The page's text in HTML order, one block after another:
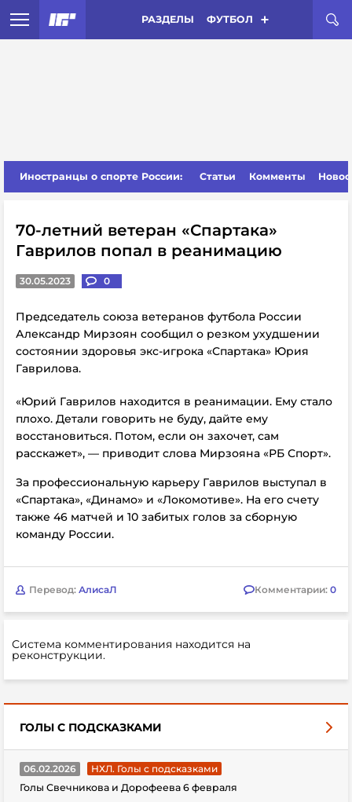
РАЗДЕЛЫ ФУТБОЛ
Иностранцы о спорте России: Статьи Комменты
70-летний ветеран «Спартака»
Гаврилов попал в реанимацию
30.05.2023 0
Председатель союза ветеранов футбола России
Александр Мирзоян сообщил о резком ухудшении
состоянии здоровья экс-игрока «Спартака» Юрия
Гаврилова.
«Юрий Гаврилов находится в реанимации. Ему стало
плохо. Детали говорить не буду, дайте ему
восстановиться. Потом, если он захочет, сам
расскажет», — приводит слова Мирзояна «РБ Спорт».
За профессиональную карьеру Гаврилов выступал в
«Спартака», «Динамо» и «Локомотиве». На его счету
также 46 матчей и 10 забитых голов за сборную
команду России.
Перевод: АлисаЛ Комментарии: 0
Система комментирования находится на
реконструкции.
ГОЛЫ С ПОДСКАЗКАМИ
06.02.2026
НХЛ. Голы с подсказками
Голы Свечникова и Дорофеева 6 февраля